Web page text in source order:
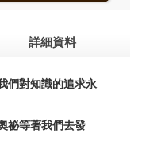
詳細資料
們對知識的追求永
祕等著我們去發